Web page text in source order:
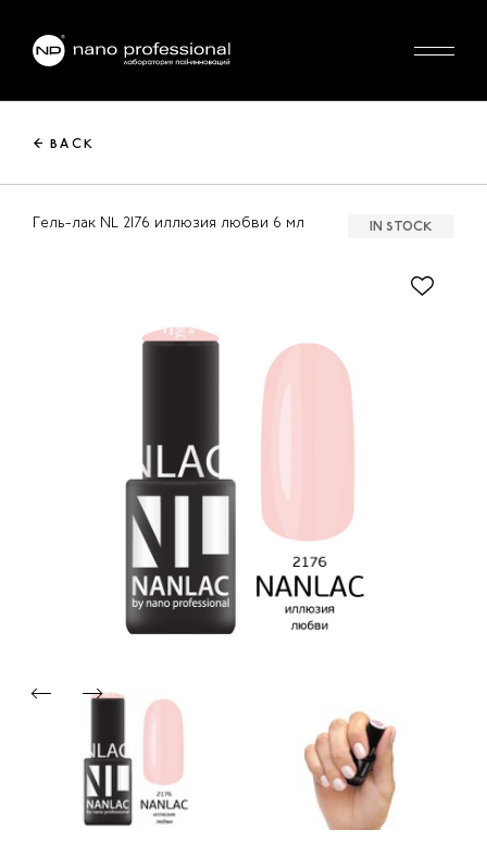
← BACK
Гель-лак NL 2176 иллюзия любви 6 мл IN STOCK